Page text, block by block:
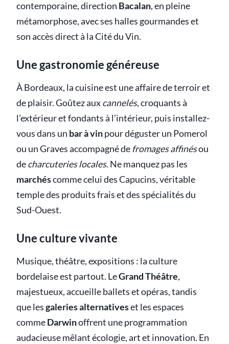
contemporaine, direction Bacalan, en pleine
métamorphose, avec ses halles gourmandes et
son accès direct à la Cité du Vin.
Une gastronomie généreuse
À Bordeaux, la cuisine est une affaire de terroir et
de plaisir. Goûtez auxcannelés, croquants à
l’extérieur et fondants à l’intérieur, puis installez-
vous dans un bar à vinpour déguster un Pomerol
ou un Graves accompagné de fromages affinésou
decharcuteries locales. Ne manquez pas les
marchéscomme celui des Capucins, véritable
temple des produits frais et des spécialités du
Sud-Ouest.
Une culture vivante
Musique, théâtre, expositions : la culture
bordelaise est partout. LeGrand Théâtre,
majestueux, accueille ballets et opéras, tandis
que lesgaleries alternativeset les espaces
commeDarwinoffrent une programmation
audacieuse mêlant écologie, art et innovation. En